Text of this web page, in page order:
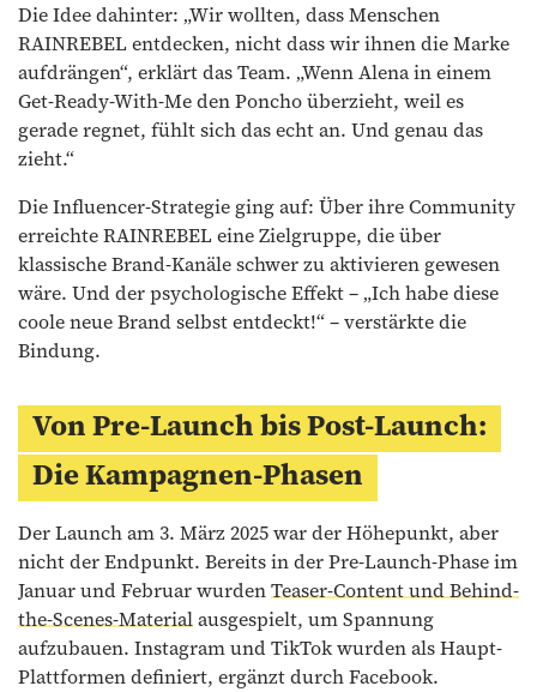
Die Idee dahinter: „Wir wollten, dass Menschen
RAINREBEL entdecken, nicht dass wir ihnen die Marke
aufdrängen“, erklärt das Team. „Wenn Alena in einem
Get-Ready-With-Me den Poncho überzieht, weil es
gerade regnet, fühlt sich das echt an. Und genau das
zieht.“
Die Influencer-Strategie ging auf: Über ihre Community
erreichte RAINREBEL eine Zielgruppe, die über
klassische Brand-Kanäle schwer zu aktivieren gewesen
wäre. Und der psychologische Effekt – „Ich habe diese
coole neue Brand selbst entdeckt!“ – verstärkte die
Bindung.
Von Pre-Launch bis Post-Launch:
Die Kampagnen-Phasen
Der Launch am 3. März 2025 war der Höhepunkt, aber
nicht der Endpunkt. Bereits in der Pre-Launch-Phase im
Januar und Februar wurdenTeaser-Content und Behind-
the-Scenes-Materialausgespielt, um Spannung
aufzubauen. Instagram und TikTok wurden als Haupt-
Plattformen definiert, ergänzt durch Facebook.